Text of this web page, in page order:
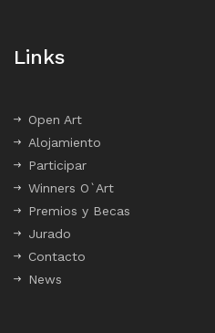
Links
Open Art
Alojamiento
Participar
Winners O`Art
Premios y Becas
Jurado
Contacto
News